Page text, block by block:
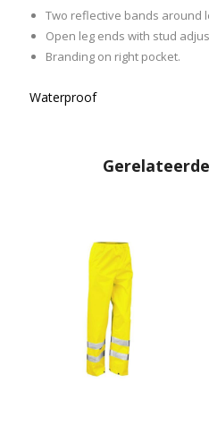
Two reflective bands around
Open leg ends with stud
Branding on right pocket.
Waterproof